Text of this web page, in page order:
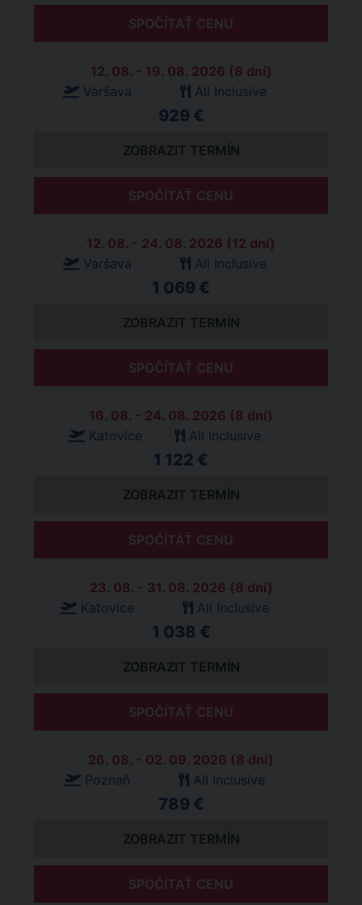
SPOČÍTAŤ CENU
12. 08. - 19. 08. 2026 (8 dní)
Varšava
All Inclusive
929 €
ZOBRAZIT TERMÍN
SPOČÍTAŤ CENU
12. 08. - 24. 08. 2026 (12 dní)
Varšava
All Inclusive
1 069 €
ZOBRAZIT TERMÍN
SPOČÍTAŤ CENU
16. 08. - 24. 08. 2026 (8 dní)
Katovice
All Inclusive
1 122 €
ZOBRAZIT TERMÍN
SPOČÍTAŤ CENU
23. 08. - 31. 08. 2026 (8 dní)
Katovice
All Inclusive
1 038 €
ZOBRAZIT TERMÍN
SPOČÍTAŤ CENU
26. 08. - 02. 09. 2026 (8 dní)
Poznaň
All Inclusive
789 €
ZOBRAZIT TERMÍN
SPOČÍTAŤ CENU